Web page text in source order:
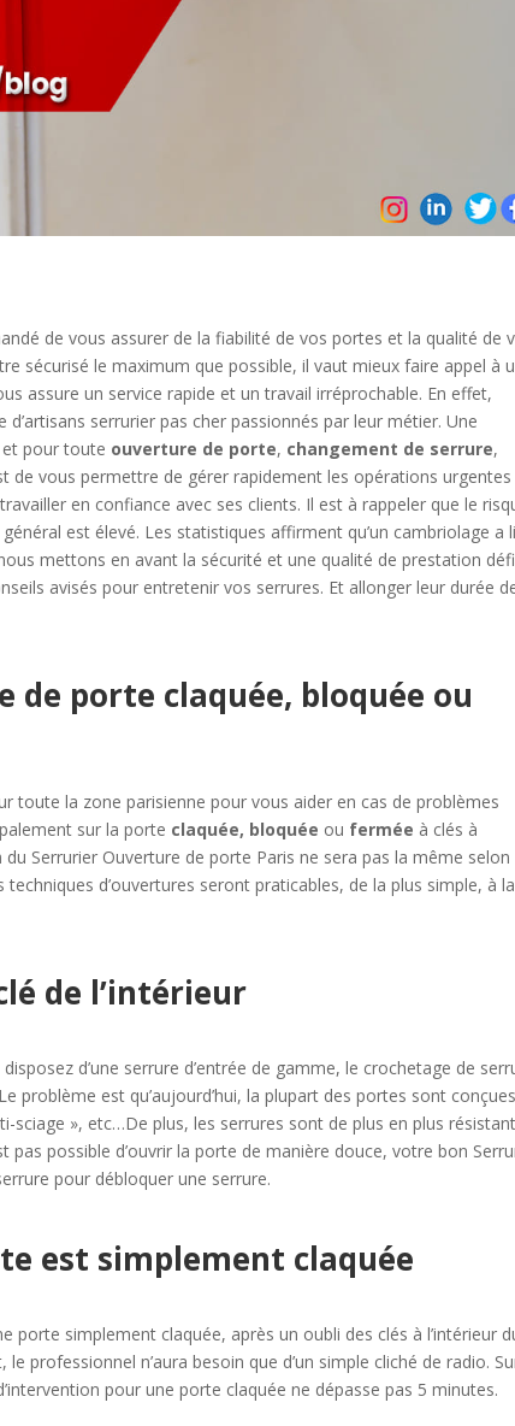
de vous assurer de la fiabilité de vos portes et la qualité de
sécurisé le maximum que possible, il vaut mieux faire appel à
assure un service rapide et un travail irréprochable. En effet,
d’artisans serrurier pas cher passionnés par leur métier. Une
pour toute ouverture de porte, changement de serrure,
de vous permettre de gérer rapidement les opérations urgentes
en confiance avec ses clients. Il est à rappeler que le
est élevé. Les statistiques affirment qu’un cambriolage a
mettons en avant la sécurité et une qualité de prestation
avisés pour entretenir vos serrures. Et allonger leur durée
de porte claquée, bloquée ou
toute la zone parisienne pour vous aider en cas de problèmes
sur la porte claquée, bloquée ou fermée à clés à
du Serrurier Ouverture de porte Paris ne sera pas la même selon
d’ouvertures seront praticables, de la plus simple, à la
de l’intérieur
d’une serrure d’entrée de gamme, le crochetage de
problème est qu’aujourd’hui, la plupart des portes sont conçues
sciage », etc…De plus, les serrures sont de plus en plus
pas possible d’ouvrir la porte de manière douce, votre bon
pour débloquer une serrure.
est simplement claquée
porte simplement claquée, après un oubli des clés à l’intérieur
professionnel n’aura besoin que d’un simple cliché de radio.
pour une porte claquée ne dépasse pas 5 minutes.